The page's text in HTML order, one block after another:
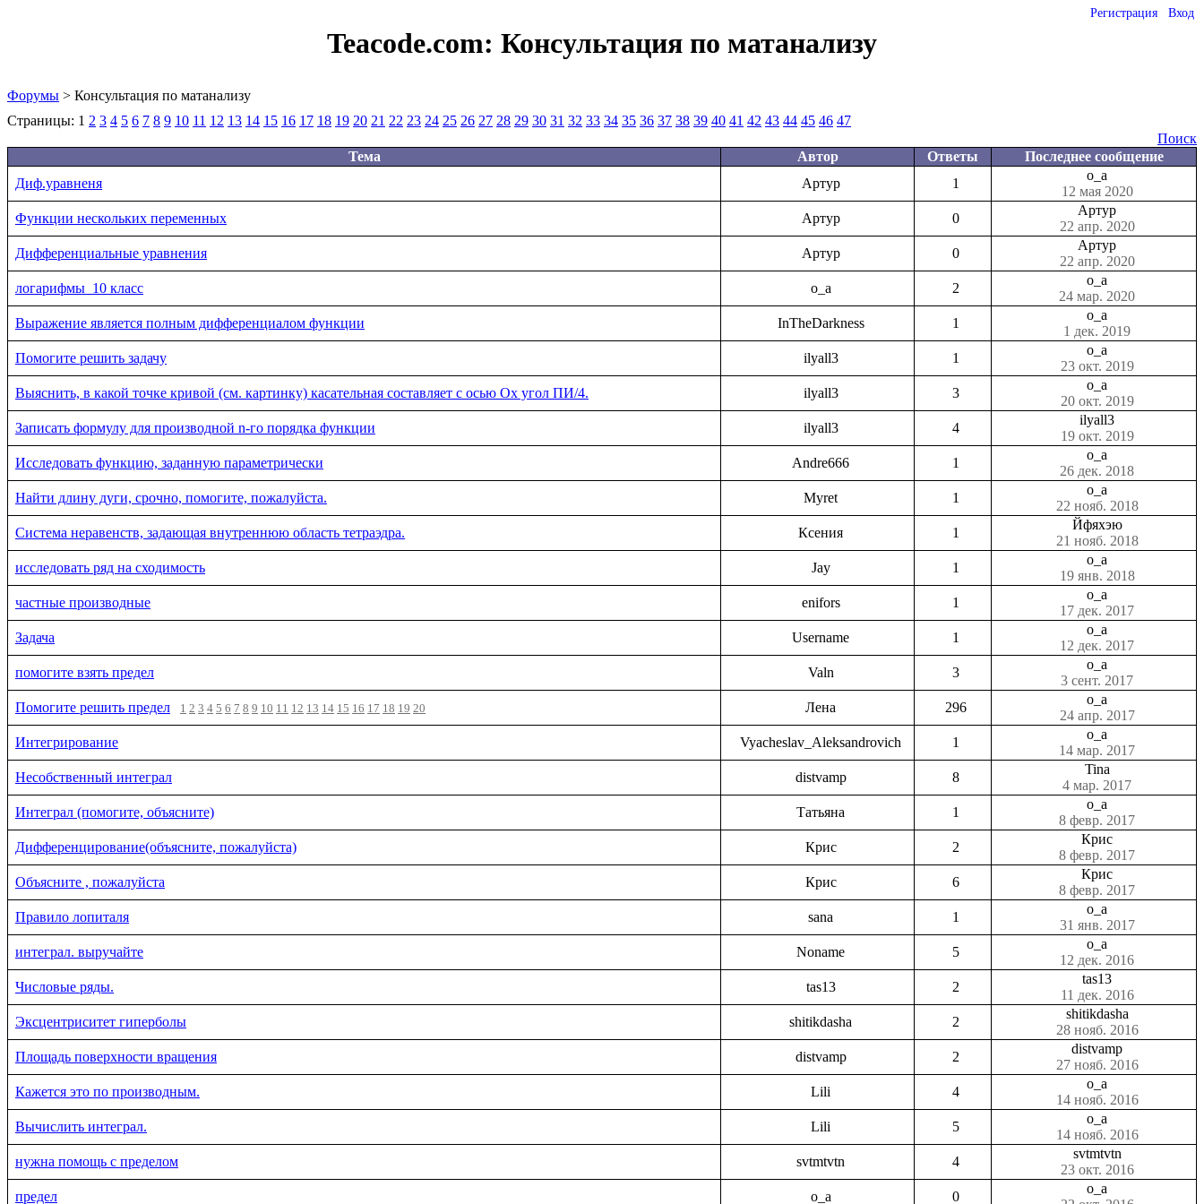
Регистрация Вход
Teacode.com: Консультация по матанализу
Форумы > Консультация по матанализу
Страницы: 1 2 3 4 5 6 7 8 9 10 11 12 13 14 15 16 17 18 19 20 21 22 23 24 25 26 27 28 29 30 31 32 33 34 35 36 37 38 39 40 41 42 43 44 45 46 47
Поиск
Тема
Автор Ответы
Последнее сообщение
Диф.уравненя
Артур 1
o_a
12 мая 2020
Функции нескольких переменных
Артур 0
Артур
22 апр. 2020
Дифференциальные уравнения
Артур 0
Артур
22 апр. 2020
логарифмы_10 класс
o_a 2
o_a
24 мар. 2020
Выражение является полным дифференциалом функции
InTheDarkness 1
o_a
1 дек. 2019
Помогите решить задачу
ilyall3 1
o_a
23 окт. 2019
Выяснить, в какой точке кривой (см. картинку) касательная составляет с осью Оx угол ПИ/4.
ilyall3 3
o_a
20 окт. 2019
Записать формулу для производной n-го порядка функции
ilyall3 4
ilyall3
19 окт. 2019
Исследовать функцию, заданную параметрически
Andre666 1
o_a
26 дек. 2018
Найти длину дуги, срочно, помогите, пожалуйста.
Myret 1
o_a
22 нояб. 2018
Система неравенств, задающая внутреннюю область тетраэдра.
Ксения 1
Йфяхэю
21 нояб. 2018
исследовать ряд на сходимость
Jay 1
o_a
19 янв. 2018
частные производные
enifors 1
o_a
17 дек. 2017
Задача
Username 1
o_a
12 дек. 2017
помогите взять предел
Valn 3
o_a
3 сент. 2017
Помогите решить предел
1 2 3 4 5 6 7 8 9 10 11 12 13 14 15 16 17 18 19 20 Лена 296
o_a
24 апр. 2017
Интегрирование
Vyacheslav_Aleksandrovich 1
o_a
14 мар. 2017
Несобственный интеграл
distvamp 8
Tina
4 мар. 2017
Интеграл (помогите, объясните)
Татьяна 1
o_a
8 февр. 2017
Дифференцирование(объясните, пожалуйста)
Крис 2
Крис
8 февр. 2017
Объясните , пожалуйста
Крис 6
Крис
8 февр. 2017
Правило лопиталя
sana 1
o_a
31 янв. 2017
интеграл. выручайте
Noname 5
o_a
12 дек. 2016
Числовые ряды.
tas13 2
tas13
11 дек. 2016
Эксцентриситет гиперболы
shitikdasha 2
shitikdasha
28 нояб. 2016
Площадь поверхности вращения
distvamp 2
distvamp
27 нояб. 2016
Кажется это по производным.
Lili 4
o_a
14 нояб. 2016
Вычислить интеграл.
Lili 5
o_a
14 нояб. 2016
нужна помощь с пределом
svtmtvtn 4
svtmtvtn
23 окт. 2016
предел
o_a 0
o_a